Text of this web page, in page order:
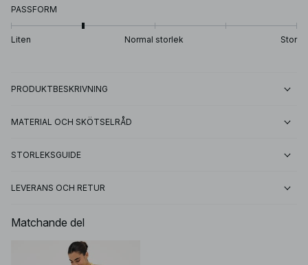
PASSFORM
Liten Normal storlek Stor
PRODUKTBESKRIVNING
MATERIAL OCH SKÖTSELRÅD
STORLEKSGUIDE
LEVERANS OCH RETUR
Matchande del